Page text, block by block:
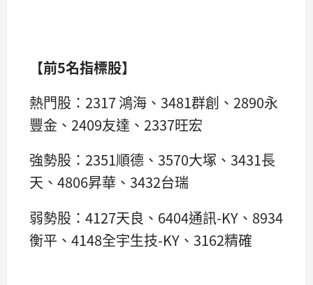
【前5名指標股】
熱門股：2317 鴻海、3481群創、2890永
豐金、2409友達、2337旺宏
強勢股：2351順德、3570大塚、3431長
天、4806昇華、3432台瑞
弱勢股：4127天良、6404通訊-KY、8934
衡平、4148全宇生技-KY、3162精確